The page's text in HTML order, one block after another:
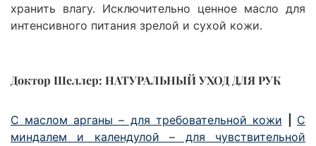
хранить влагу. Исключительно ценное масло для
интенсивного питания зрелой и сухой кожи.
Доктор Шеллер: НАТУРАЛЬНЫЙ УХОД ДЛЯ РУК
С маслом арганы – для требовательной кожи
С
миндалем и календулой – для чувствительной